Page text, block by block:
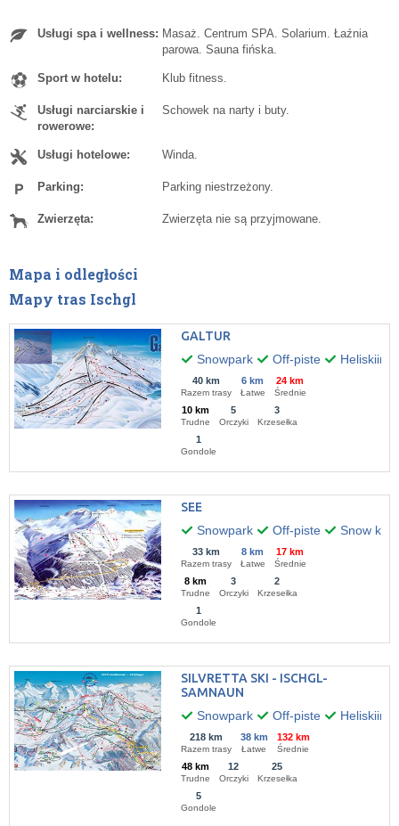
Usługi spa i wellness: Masaż. Centrum SPA. Solarium. Łaźnia
parowa. Sauna fińska.
Sport w hotelu: Klub fitness.
Usługi narciarskie i
rowerowe:
Schowek na narty i buty.
Usługi hotelowe: Winda.
Parking: Parking niestrzeżony.
Zwierzęta: Zwierzęta nie są przyjmowane.
Mapa i odległości
Mapy tras Ischgl
GALTUR
Snowpark
Off-piste Heliskiing
40 km
Razem trasy
6 km
Łatwe
24 km
Średnie
10 km
Trudne
5
Orczyki
3
Krzesełka
1
Gondole
SEE
Snowpark
Off-piste Snow
33 km
Razem trasy
8 km
Łatwe
17 km
Średnie
8 km
Trudne
3
Orczyki
2
Krzesełka
1
Gondole
SILVRETTA SKI - ISCHGL-
SAMNAUN
Snowpark
Off-piste Heliskiing
218 km
Razem trasy
38 km
Łatwe
132 km
Średnie
48 km
Trudne
12
Orczyki
25
Krzesełka
5
Gondole